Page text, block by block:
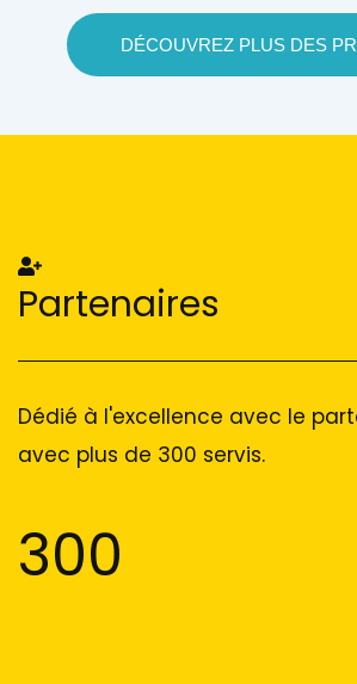
DÉCOUVREZ PLUS DES
Partenaires
Dédié à l'excellence avec le
avec plus de 300 servis.
300